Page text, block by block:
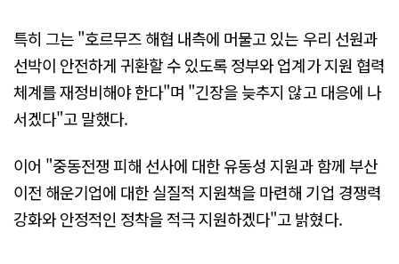
특히 그는 "호르무즈 해협 내측에 머물고 있는 우리 선원과
선박이 안전하게 귀환할 수 있도록 정부와 업계가 지원 협력
체계를 재정비해야 한다"며 "긴장을 늦추지 않고 대응에 나
서겠다"고 말했다.
이어 "중동전쟁 피해 선사에 대한 유동성 지원과 함께 부산
이전 해운기업에 대한 실질적 지원책을 마련해 기업 경쟁력
강화와 안정적인 정착을 적극 지원하겠다"고 밝혔다.